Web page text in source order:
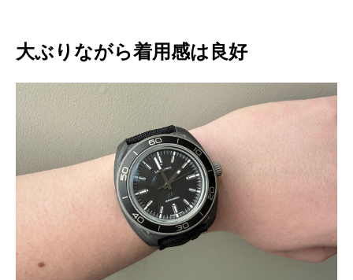
大ぶりながら着用感は良好